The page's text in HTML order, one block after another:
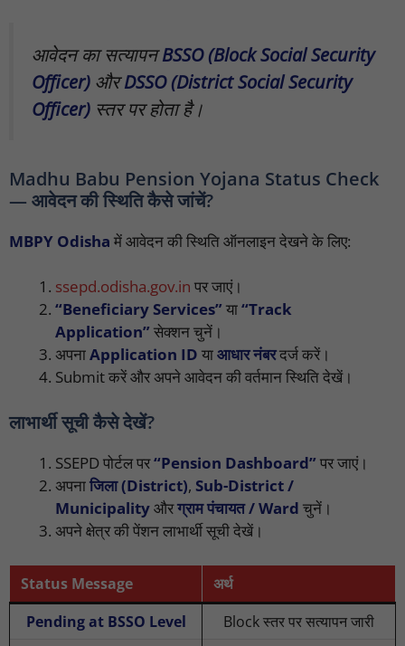
आवेदन का सत्यापनBSSO (Block Social Security
Officer) औरDSSO (District Social Security
Officer) स्तर पर होता है।
Madhu Babu Pension Yojana Status Check
— आवेदन की स्थिति कैसे जांचें?
MBPY Odisha में आवेदन की स्थिति ऑनलाइन देखने के लिए:
ssepd.odisha.gov.in पर जाएं।
“Beneficiary Services” या“Track
Application” सेक्शन चुनें।
अपनाApplication ID याआधार नंबरदर्ज करें।
Submit करें और अपने आवेदन की वर्तमान स्थिति देखें।
लाभार्थी सूची कैसे देखें?
SSEPD पोर्टल पर“Pension Dashboard” पर जाएं।
अपनाजिला (District), Sub-District /
Municipalityऔरग्राम पंचायत / Ward चुनें।
अपने क्षेत्र की पेंशन लाभार्थी सूची देखें।
Status Message
अर्थ
Pending at BSSO Level
Block स्तर पर सत्यापन जारी